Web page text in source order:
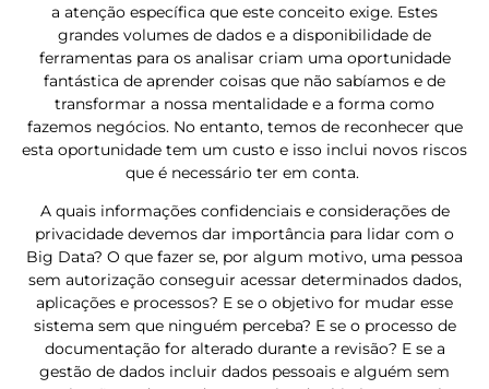
a atenção específica que este conceito exige. Estes
grandes volumes de dados e a disponibilidade de
ferramentas para os analisar criam uma oportunidade
fantástica de aprender coisas que não sabíamos e de
transformar a nossa mentalidade e a forma como
fazemos negócios. No entanto, temos de reconhecer que
esta oportunidade tem um custo e isso inclui novos riscos
que é necessário ter em conta.
A quais informações confidenciais e considerações de
privacidade devemos dar importância para lidar com o
Big Data? O que fazer se, por algum motivo, uma pessoa
sem autorização conseguir acessar determinados dados,
aplicações e processos? E se o objetivo for mudar esse
sistema sem que ninguém perceba? E se o processo de
documentação for alterado durante a revisão? E se a
gestão de dados incluir dados pessoais e alguém sem